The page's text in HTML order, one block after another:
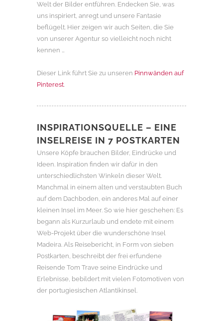
Welt der Bilder entführen. Endecken Sie, was
uns inspiriert, anregt und unsere Fantasie
beflügelt. Hier zeigen wir auch Seiten, die Sie
von unserer Agentur so vielleicht noch nicht
kennen …
Dieser Link führt Sie zu unseren Pinnwänden auf
Pinterest.
INSPIRATIONSQUELLE – EINE
INSELREISE IN 7 POSTKARTEN
Unsere Köpfe brauchen Bilder, Eindrücke und
Ideen. Inspiration finden wir dafür in den
unterschiedlichsten Winkeln dieser Welt.
Manchmal in einem alten und verstaubten Buch
auf dem Dachboden, ein anderes Mal auf einer
kleinen Insel im Meer. So wie hier geschehen: Es
begann als Kurzurlaub und endete mit einem
Web-Projekt über die wunderschöne Insel
Madeira. Als Reisebericht, in Form von sieben
Postkarten, beschreibt der frei erfundene
Reisende Tom Trave seine Eindrücke und
Erlebnisse, bebildert mit vielen Fotomotiven von
der portugiesischen Atlantikinsel.